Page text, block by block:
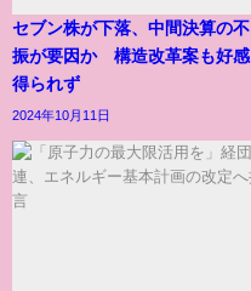
セブン株が下落、中間決算の不
振が要因か 構造改革案も好感
得られず
2024年10月11日